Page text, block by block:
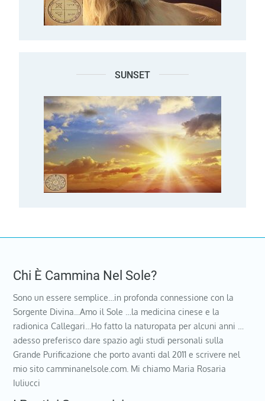
SUNSET
Chi È Cammina Nel Sole?
Sono un essere semplice…in profonda connessione con la
Sorgente Divina…Amo il Sole …la medicina cinese e la
radionica Callegari…Ho fatto la naturopata per alcuni anni …
adesso preferisco dare spazio agli studi personali sulla
Grande Purificazione che porto avanti dal 2011 e scrivere nel
mio sito camminanelsole.com. Mi chiamo Maria Rosaria
Iuliucci